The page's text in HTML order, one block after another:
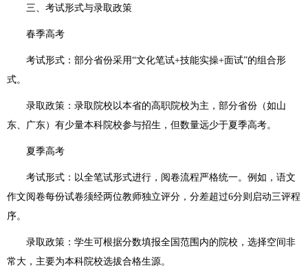
三、考试形式与录取政策
春季高考
考试形式：部分省份采用“文化笔试+技能实操+面试”的组合形
式。
录取政策：录取院校以本省的高职院校为主，部分省份（如山
东、广东）有少量本科院校参与招生，但数量远少于夏季高考。
夏季高考
考试形式：以全笔试形式进行，阅卷流程严格统一。例如，语文
作文阅卷每份试卷须经两位教师独立评分，分差超过6分则启动三评程
序。
录取政策：学生可根据分数填报全国范围内的院校，选择空间非
常大，主要为本科院校选拔合格生源。